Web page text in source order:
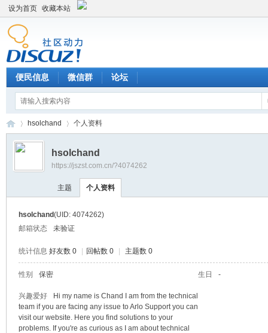
设为首页 收藏本站
便民信息 微信群 论坛
›
hsolchand 个人资料
hsolchand
https://jszst.com.cn/?4074262
主题 个人资料
hsolchand(UID: 4074262)
邮箱状态
未验证
统计信息 好友数 0 回帖数 0 主题数 0
性别 保密 生日 -
兴趣爱好
Hi my name is Chand I am from the technical
team if you are facing any issue to Arlo Support you can
visit our website. Here you find solutions to your
problems. If you're as curious as I am about technical